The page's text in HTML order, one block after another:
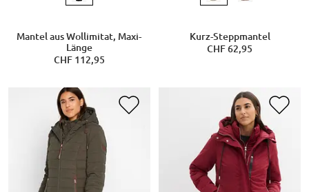
Mantel aus Wollimitat, Maxi-
Länge
CHF 112,95
Kurz-Steppmantel
CHF 62,95